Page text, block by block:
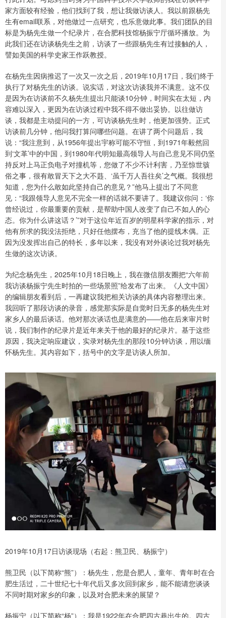
家方面较有经验，他们找到了我，想让我做访谈人。我以前跟杨先
生有email联系，对他做过一点研究，也乐意做此事。我们团队的目
标是为杨先生做一个纪录片，在合肥科技馆杨振宁厅循环播放。为
此我们还在访谈杨先生之前，访谈了一些跟杨先生有过接触的人，
譬如美国的科学史家王作跃教授。
在杨先生因病推迟了一次又一次之后，2019年10月17日，我们终于
执行了对杨先生的访谈。说实话，对这次访谈我并不满意。这不仅
是因为在访谈前不久杨先生提出只能谈10分钟，时间实在太短，内
容难以深入，更因为在访谈过程中我不得不做出妥协。以往做访
谈，我都是主动提问的一方，可访谈杨先生时，他更加强势。正式
访谈前几分钟，他问我打算问哪些问题。在讲了两个问题后，我
说：“我注意到，从1956年提出宇称可能不守恒，到1971年毅然回
到‘文革’中的中国，到1980年代明知最高领导人与自己意见不同仍坚
持反对上马正负电子对撞机等，您做了不少不计利害，乃至惊世骇
俗之事，很有敢冒天下之大不韪、‘虽千万人吾往矣’之气概。我很想
知道，您为什么敢如此坚持自己的意见？”他马上提出了不同意
见：“我跟领导人意见不完全一样的话就不要讲了。我建议你问：‘你
曾经说过，你最重要的贡献，是帮助中国人改变了自己不如人的心
态。你为什么讲这话？’”对于这位年近百岁的明星科学家的指示，对
他有所求的我没法拒绝，只好任他摆布，充当了他的提线木偶。正
因为没发挥出自己的特长，多年以来，我没有对外谈论过我对杨先
生做的这次访谈。
为纪念杨先生，2025年10月18日晚上，我在微信朋友圈把“六年前
我访谈杨振宁先生时拍的一些场景照”给发布了出来。《人文中国》
的编辑朋友看到后，一再建议我把相关访谈的具体内容整理出来。
我回听了那段访谈的录音，感觉那实际是自觉时日无多的杨先生对
家乡人的最后谈话。他对那次谈话也是满意的——他在后来审片时
说，我们制作的纪录片是近年来关于他的最好的纪录片。基于这些
原因，我决定响应建议，实录对杨先生的那段10分钟访谈，用以缅
怀杨先生。其内容如下，括号中的文字是访谈人所加。
2019年10月17日访谈现场（右起：熊卫民、杨振宁）
熊卫民（以下简称“熊”）：杨先生，您是合肥人，童年、青年时在合
肥生活过，二十世纪七十年代后又多次回到家乡，能不能请您谈谈
不同时期对家乡的印象，以及对合肥未来的展望？
杨振宁（以下简称“杨”）：我是1922年在合肥四古巷出生的。四古